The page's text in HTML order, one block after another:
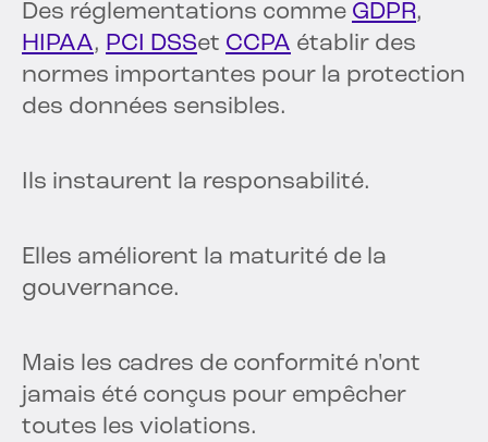
Des réglementations comme GDPR,
HIPAA, PCI DSSet CCPA établir des
normes importantes pour la protection
des données sensibles.
Ils instaurent la responsabilité.
Elles améliorent la maturité de la
gouvernance.
Mais les cadres de conformité n'ont
jamais été conçus pour empêcher
toutes les violations.